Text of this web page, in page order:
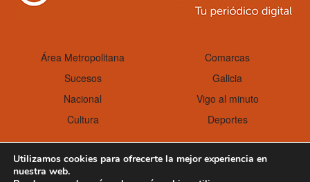
Área Metropolitana
Comarcas
Sucesos
Galicia
Nacional
Vigo al minuto
Cultura
Deportes
Aviso Legal Política de cookies
Utilizamos cookies para ofrecerte la mejor experiencia en
nuestra web.